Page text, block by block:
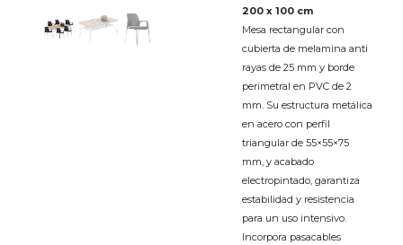
200 x 100 cm
Mesa rectangular con
cubierta de melamina anti
rayas de 25 mm y borde
perimetral en PVC de 2
mm. Su estructura metálica
en acero con perfil
triangular de 55×55×75
mm, y acabado
electropintado, garantiza
estabilidad y resistencia
para un uso intensivo.
Incorpora pasacables